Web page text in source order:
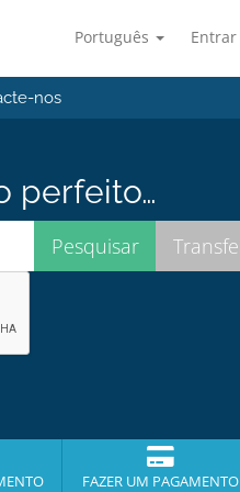
Português Entrar
nos
perfeito…
FAZER UM PAGAMENTO